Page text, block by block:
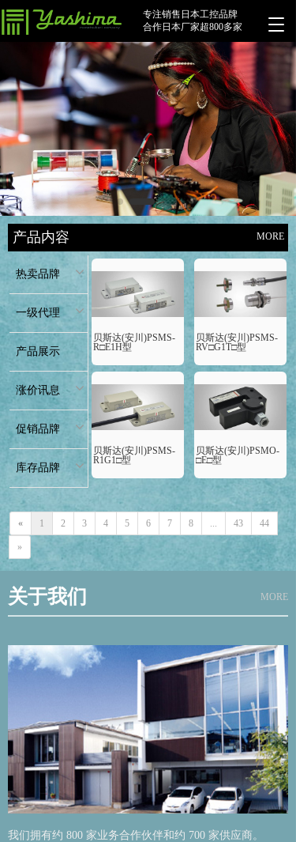
T
o
n
a
v
g
t
i
n
专注销售日本工控品牌
合作日本厂家超800多家
产品内容 MORE
热卖品牌
一级代理
产品展示
涨价讯息
促销品牌
库存品牌
贝斯达(安川)PSMS-
R□E1H型
贝斯达(安川)PSMS-
RV□G1T□型
贝斯达(安川)PSMS-
R1G1□型
贝斯达(安川)PSMO-
□E□型
« 1 2 3 4 5 6 7 8 ... 43 44
»
关于我们
我们拥有约 800 家业务合作伙伴和约 700 家供应商。
MORE